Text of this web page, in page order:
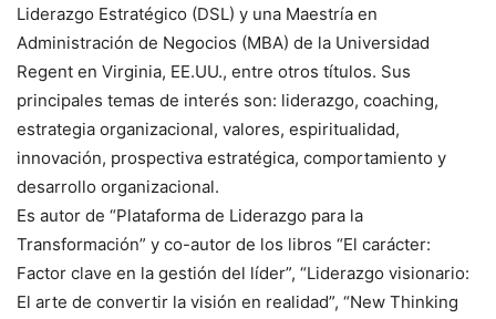
Liderazgo Estratégico (DSL) y una Maestría en
Administración de Negocios (MBA) de la Universidad
Regent en Virginia, EE.UU., entre otros títulos. Sus
principales temas de interés son: liderazgo, coaching,
estrategia organizacional, valores, espiritualidad,
innovación, prospectiva estratégica, comportamiento y
desarrollo organizacional.
Es autor de “Plataforma de Liderazgo para la
Transformación” y co-autor de los libros “El carácter:
Factor clave en la gestión del líder”, “Liderazgo visionario:
El arte de convertir la visión en realidad”, “New Thinking